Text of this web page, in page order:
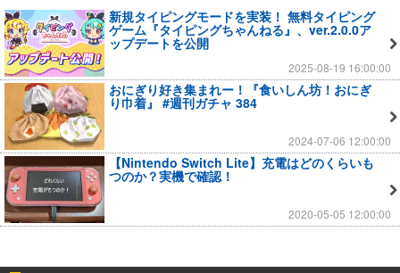
新規タイピングモードを実装！ 無料タイピング
ゲーム『タイピングちゃんねる』、ver.2.0.0ア
ップデートを公開
2025-08-19 16:00:00
おにぎり好き集まれー！『食いしん坊！おにぎ
り巾着』 #週刊ガチャ 384
2024-07-06 12:00:00
【Nintendo Switch Lite】充電はどのくらいも
つのか？実機で確認！
2020-05-05 12:00:00